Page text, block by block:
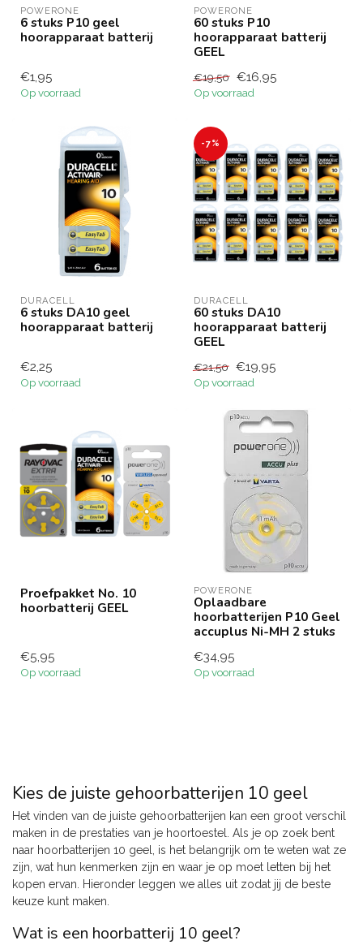
POWERONE
6 stuks P10 geel
hoorapparaat batterij
€1,95
Op voorraad
POWERONE
60 stuks P10
hoorapparaat batterij
GEEL
€19,50 €16,95
Op voorraad
DURACELL
6 stuks DA10 geel
hoorapparaat batterij
€2,25
Op voorraad
-7%
DURACELL
60 stuks DA10
hoorapparaat batterij
GEEL
€21,50 €19,95
Op voorraad
Proefpakket No. 10
hoorbatterij GEEL
€5,95
Op voorraad
POWERONE
Oplaadbare
hoorbatterijen P10 Geel
accuplus Ni-MH 2 stuks
€34,95
Op voorraad
Kies de juiste gehoorbatterijen 10 geel
Het vinden van de juiste gehoorbatterijen kan een groot verschil
maken in de prestaties van je hoortoestel. Als je op zoek bent
naar hoorbatterijen 10 geel, is het belangrijk om te weten wat ze
zijn, wat hun kenmerken zijn en waar je op moet letten bij het
kopen ervan. Hieronder leggen we alles uit zodat jij de beste
keuze kunt maken.
Wat is een hoorbatterij 10 geel?